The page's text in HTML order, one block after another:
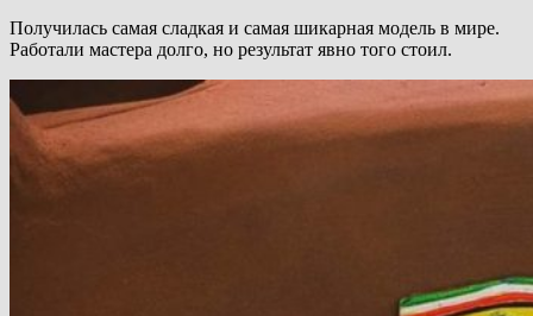
Получилась самая сладкая и самая шикарная модель в мире.
Работали мастера долго, но результат явно того стоил.